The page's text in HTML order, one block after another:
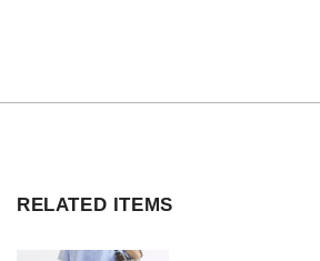
RELATED ITEMS